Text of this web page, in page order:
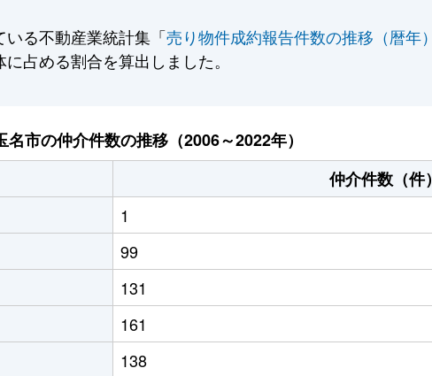
る不動産業統計集「売り物件成約報告件数の推移（暦年）
占める割合を算出しました。
名市の仲介件数の推移（2006～2022年）
仲介件数（件）
1
99
131
161
138